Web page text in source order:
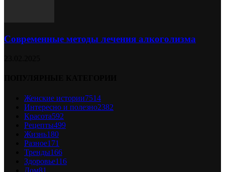
Современные методы лечения алкоголизма
Женские истории7514
Интересно и полезно2382
Красота592
Рецепты499
Жизнь180
Разное171
Тренды166
Здоровье116
Дом81